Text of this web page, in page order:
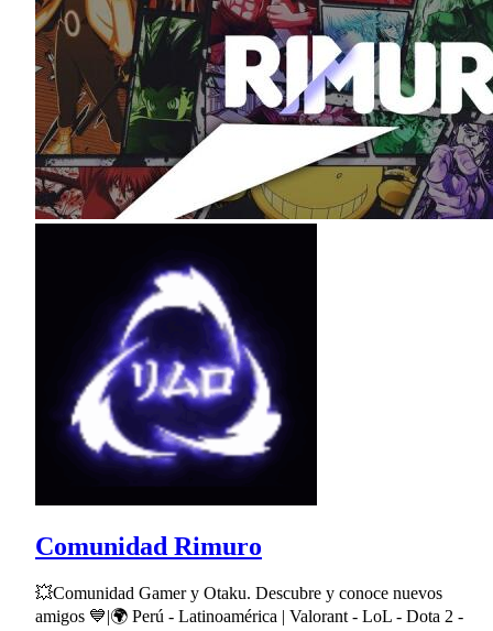
Comunidad Rimuro
💥Comunidad Gamer y Otaku. Descubre y conoce nuevos
amigos 💙|🌍 Perú - Latinoamérica | Valorant - LoL - Dota 2 -